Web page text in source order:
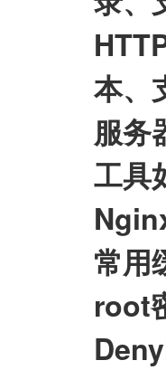
本、
服务
工具
常用
root